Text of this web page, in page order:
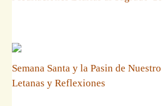
Semana Santa y la Pasin de
Letanas y Reflexiones